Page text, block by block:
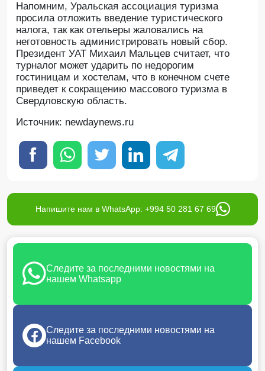
Напомним, Уральская ассоциация туризма
просила отложить введение туристического
налога, так как отельеры жаловались на
неготовность администрировать новый сбор.
Президент УАТ Михаил Мальцев считает, что
турналог может ударить по недорогим
гостиницам и хостелам, что в конечном счете
приведет к сокращению массового туризма в
Свердловскую область.
Источник: newdaynews.ru
Напишите нам в WhatsApp: +994 50 281 67 69
Следите за последними новостями на
нашем Whatsapp
Следите за последними новостями на
нашем Facebook